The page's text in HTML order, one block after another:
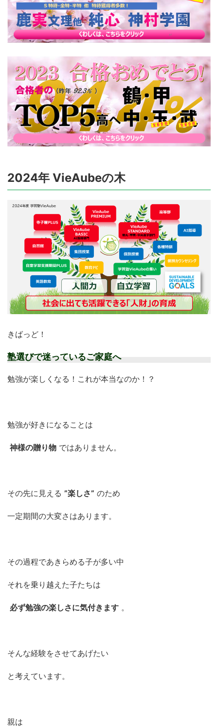
2024年 VieAubeの木
きばっど！
塾選びで迷っているご家庭へ
勉強が楽しくなる！これが本当なのか！？
勉強が好きになることは
神様の贈り物 ではありません。
その先に見える ”楽しさ” のため
一定期間の大変さはあります。
その過程であきらめる子が多い中
それを乗り越えた子たちは
必ず勉強の楽しさに気付きます 。
そんな経験をさせてあげたい
と考えています。
親は